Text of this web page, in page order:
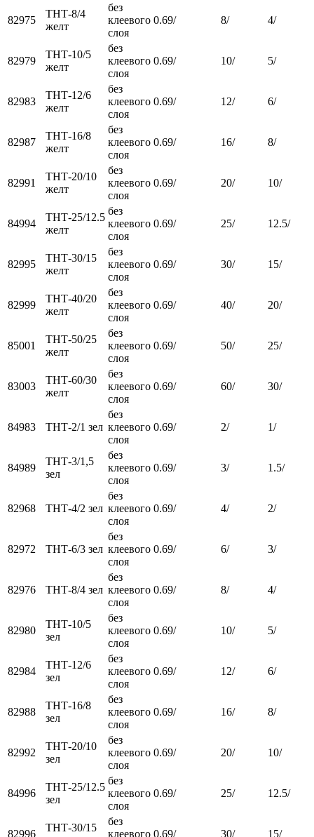
82975
ТНТ-8/4
желт
без
клеевого
слоя
0.69/ 8/ 4/
82979
ТНТ-10/5
желт
без
клеевого
слоя
0.69/ 10/ 5/
82983
ТНТ-12/6
желт
без
клеевого
слоя
0.69/ 12/ 6/
82987
ТНТ-16/8
желт
без
клеевого
слоя
0.69/ 16/ 8/
82991
ТНТ-20/10
желт
без
клеевого
слоя
0.69/ 20/ 10/
84994
ТНТ-25/12.5
желт
без
клеевого
слоя
0.69/ 25/ 12.5/
82995
ТНТ-30/15
желт
без
клеевого
слоя
0.69/ 30/ 15/
82999
ТНТ-40/20
желт
без
клеевого
слоя
0.69/ 40/ 20/
85001
ТНТ-50/25
желт
без
клеевого
слоя
0.69/ 50/ 25/
83003
ТНТ-60/30
желт
без
клеевого
слоя
0.69/ 60/ 30/
84983 ТНТ-2/1 зел
без
клеевого
слоя
0.69/ 2/ 1/
84989
ТНТ-3/1,5
зел
без
клеевого
слоя
0.69/ 3/ 1.5/
82968 ТНТ-4/2 зел
без
клеевого
слоя
0.69/ 4/ 2/
82972 ТНТ-6/3 зел
без
клеевого
слоя
0.69/ 6/ 3/
82976 ТНТ-8/4 зел
без
клеевого
слоя
0.69/ 8/ 4/
82980
ТНТ-10/5
зел
без
клеевого
слоя
0.69/ 10/ 5/
82984
ТНТ-12/6
зел
без
клеевого
слоя
0.69/ 12/ 6/
82988
ТНТ-16/8
зел
без
клеевого
слоя
0.69/ 16/ 8/
82992
ТНТ-20/10
зел
без
клеевого
слоя
0.69/ 20/ 10/
84996
ТНТ-25/12.5
зел
без
клеевого
слоя
0.69/ 25/ 12.5/
82996
ТНТ-30/15
без
клеевого 0.69/ 30/ 15/